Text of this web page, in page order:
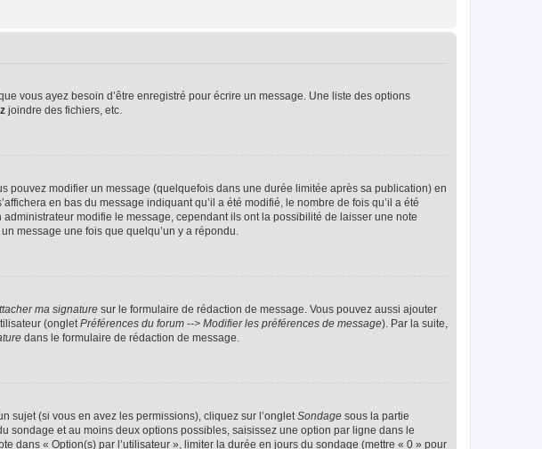
vous ayez besoin d’être enregistré pour écrire un message. Une liste des options
joindre des fichiers, etc.
pouvez modifier un message (quelquefois dans une durée limitée après sa publication) en
en bas du message indiquant qu’il a été modifié, le nombre de fois qu’il a été
modifie le message, cependant ils ont la possibilité de laisser une note
message une fois que quelqu’un y a répondu.
ma signature sur le formulaire de rédaction de message. Vous pouvez aussi ajouter
(ongletPréférences du forum --> Modifier les préférences de message). Par la suite,
dans le formulaire de rédaction de message.
sujet (si vous en avez les permissions), cliquez sur l’ongletSondage sous la partie
sondage et au moins deux options possibles, saisissez une option par ligne dans le
dans « Option(s) par l’utilisateur », limiter la durée en jours du sondage (mettre « 0 » pour